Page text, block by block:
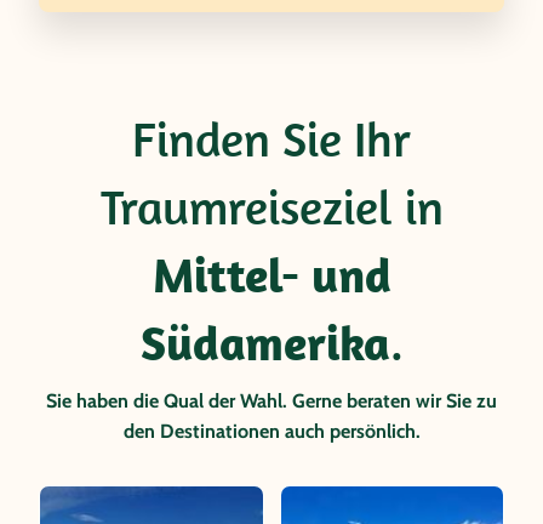
Finden Sie Ihr
Traumreiseziel in
Mittel- und
Südamerika.
Sie haben die Qual der Wahl. Gerne beraten wir Sie zu
den Destinationen auch persönlich.